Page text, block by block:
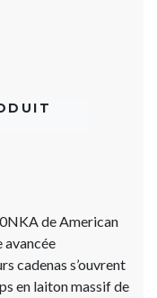
de American
avancée
cadenas s’ouvrent
en laiton massif de